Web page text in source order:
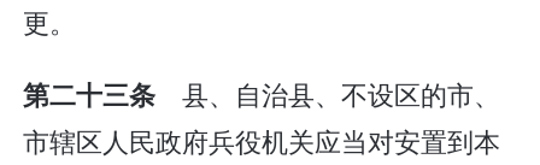
更。
第二十三条 县、自治县、不设区的市、
市辖区人民政府兵役机关应当对安置到本